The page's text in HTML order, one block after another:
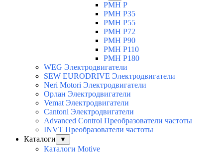
PMH P
PMH P35
PMH P55
PMH P72
PMH P90
PMH P110
PMH P180
WEG Электродвигатели
SEW EURODRIVE Электродвигатели
Neri Motori Электродвигатели
Орлан Электродвигатели
Vemat Электродвигатели
Cantoni Электродвигатели
Advanced Control Преобразователи частоты
INVT Преобразователи частоты
Каталоги
▼
Каталоги Motive